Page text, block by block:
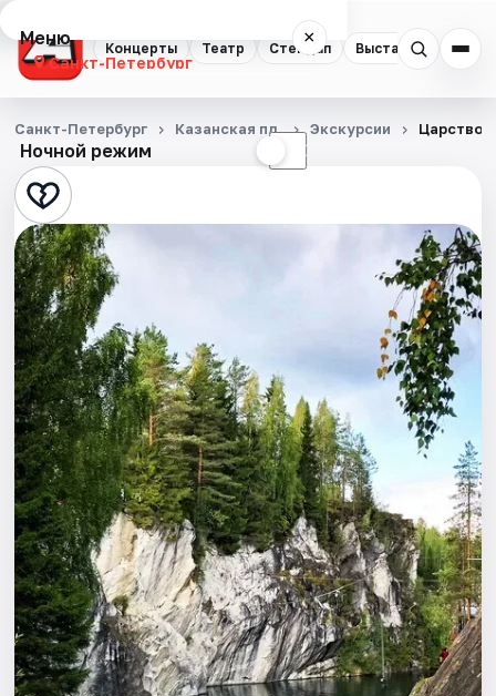
Концерты Театр Стендап Выставки
Меню ×
Санкт-Петербург
Концерты
Театр
Стендап
Выставки
Квесты
Экскурсии
Спорт
События
Города
Площадки
Артисты
Ночной режим ☾
Санкт-Петербург Казанская пл. Экскурсии Царство